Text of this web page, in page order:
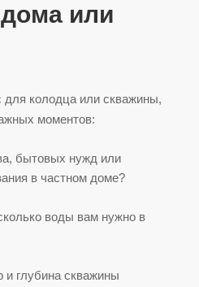
или
колодца или скважины,
моментов:
бытовых нужд или
в частном доме?
воды вам нужно в
и глубина скважины